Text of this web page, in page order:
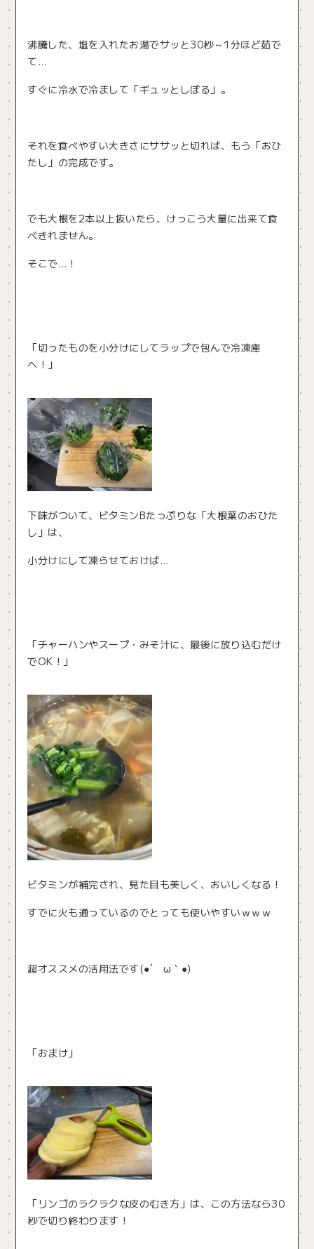
沸騰した、塩を入れたお湯でサッと30秒～1分ほど茹で
て…
すぐに冷水で冷まして「ギュッとしぼる」。
それを食べやすい大きさにササッと切れば、もう「おひ
たし」の完成です。
でも大根を2本以上抜いたら、けっこう大量に出来て食
べきれません。
そこで…！
「切ったものを小分けにしてラップで包んで冷凍庫
へ！」
下味がついて、ビタミンBたっぷりな「大根葉のおひた
し」は、
小分けにして凍らせておけば…
「チャーハンやスープ・みそ汁に、最後に放り込むだけ
でOK！」
ビタミンが補完され、見た目も美しく、おいしくなる！
すでに火も通っているのでとっても使いやすいｗｗｗ
超オススメの活用法です(●´ ω｀●)
「おまけ」
「リンゴのラクラクな皮のむき方」は、この方法なら30
秒で切り終わります！